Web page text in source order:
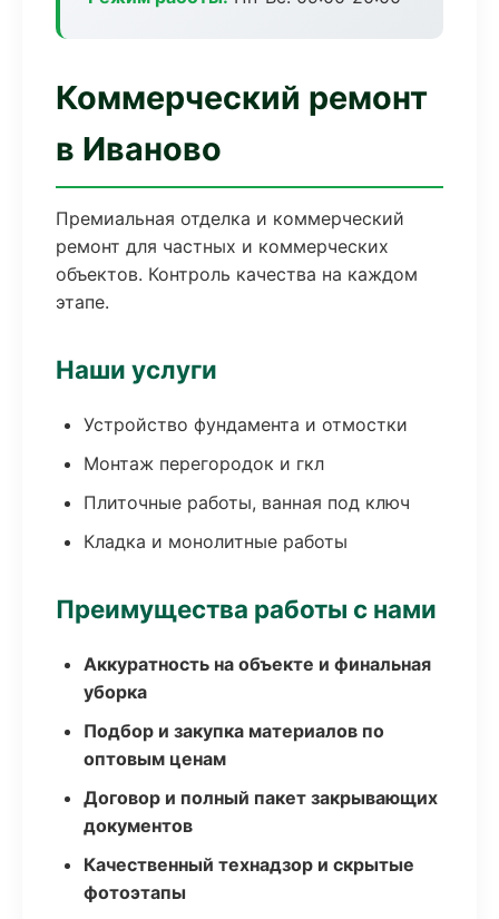
Коммерческий ремонт
в Иваново
Премиальная отделка и коммерческий
ремонт для частных и коммерческих
объектов. Контроль качества на каждом
этапе.
Наши услуги
Устройство фундамента и отмостки
Монтаж перегородок и гкл
Плиточные работы, ванная под ключ
Кладка и монолитные работы
Преимущества работы с нами
Аккуратность на объекте и финальная
уборка
Подбор и закупка материалов по
оптовым ценам
Договор и полный пакет закрывающих
документов
Качественный технадзор и скрытые
фотоэтапы